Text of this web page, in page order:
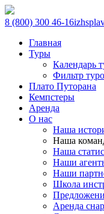
8 (800) 300 46-16
Главная
Туры
Календарь
Фильтр
Плато Путорана
Кемпстеры
Аренда
О нас
Наша
Наша
Наша
Наши
Наши
Школа
Аренда